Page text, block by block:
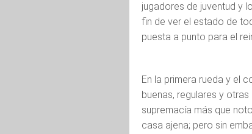
jugadores de juventud y
fin de ver el estado de
puesta a punto para el
En la primera rueda y el
buenas, regulares y
supremacía más que
casa ajena; pero sin